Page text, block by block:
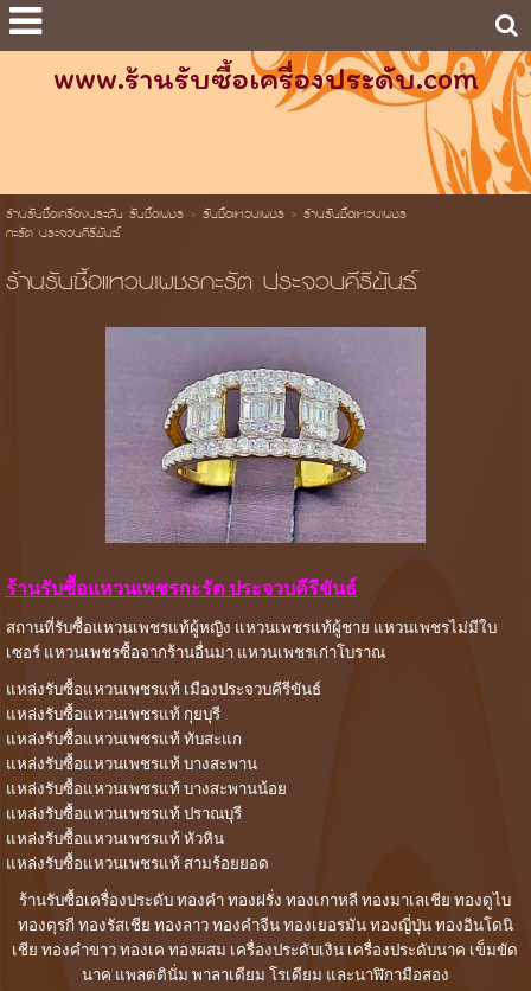
www.ร้านรับซื้อเครื่องประดับ.com
ร้านรับซื้อเครื่องประดับ รับซื้อเพชร> รับซื้อแหวนเพชร> ร้านรับซื้อแหวนเพชร
กะรัต ประจวบคีรีขันธ์
ร้านรับซื้อแหวนเพชรกะรัต ประจวบคีรีขันธ์
ร้านรับซื้อแหวนเพชรกะรัต ประจวบคีรีขันธ์
สถานที่รับซื้อแหวนเพชรแท้ผู้หญิง แหวนเพชรแท้ผู้ชาย แหวนเพชรไม่มีใบ
เซอร์ แหวนเพชรซื้อจากร้านอื่นมา แหวนเพชรเก่าโบราณ
แหล่งรับซื้อแหวนเพชรแท้ เมืองประจวบคีรีขันธ์
แหล่งรับซื้อแหวนเพชรแท้ กุยบุรี
แหล่งรับซื้อแหวนเพชรแท้ ทับสะแก
แหล่งรับซื้อแหวนเพชรแท้ บางสะพาน
แหล่งรับซื้อแหวนเพชรแท้ บางสะพานน้อย
แหล่งรับซื้อแหวนเพชรแท้ ปราณบุรี
แหล่งรับซื้อแหวนเพชรแท้ หัวหิน
แหล่งรับซื้อแหวนเพชรแท้ สามร้อยยอด
ร้านรับซื้อเครื่องประดับ ทองคำ ทองฝรั่ง ทองเกาหลี ทองมาเลเชีย ทองดูไบ
ทองตุรกี ทองรัสเชีย ทองลาว ทองคำจีน ทองเยอรมัน ทองญี่ปุ่น ทองอินโดนิ
เชีย ทองคำขาวทองเค ทองผสม เครื่องประดับเงิน เครื่องประดับนาค เข็มขัด
นาค แพลตตินั่ม พาลาเดียม โรเดียม และนาฬิกามือสอง